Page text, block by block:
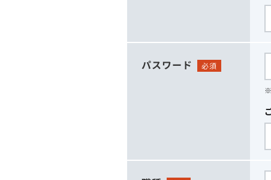
パスワード 必須
※